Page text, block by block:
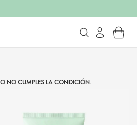
NO CUMPLES LA CONDICIÓN.